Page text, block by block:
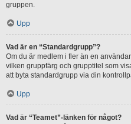
gruppen.
Upp
Vad är en “Standardgrupp”?
Om du är medlem i fler än en
vilken gruppfärg och grupptitel som
att byta standardgrupp via din
Upp
Vad är “Teamet”-länken för något?